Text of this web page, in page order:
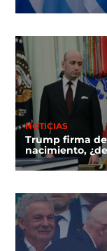
NOTICIAS
Trump firma
nacimiento,